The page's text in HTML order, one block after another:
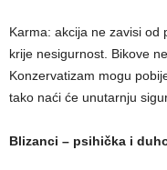
Karma: akcija ne zavisi od
krije nesigurnost. Bikove
Konzervatizam mogu
tako naći će unutarnju
Blizanci – psihička i